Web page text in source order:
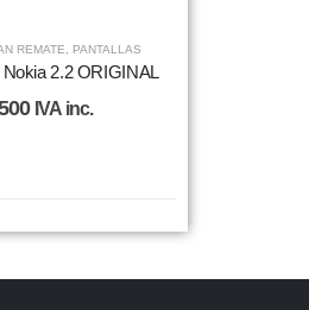
REMATE PANTALLAS
Nokia 2.2 ORIGINAL
IVA inc.